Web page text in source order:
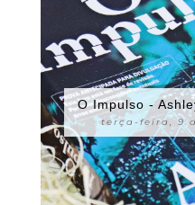
O Impulso -
terça-feira, 9